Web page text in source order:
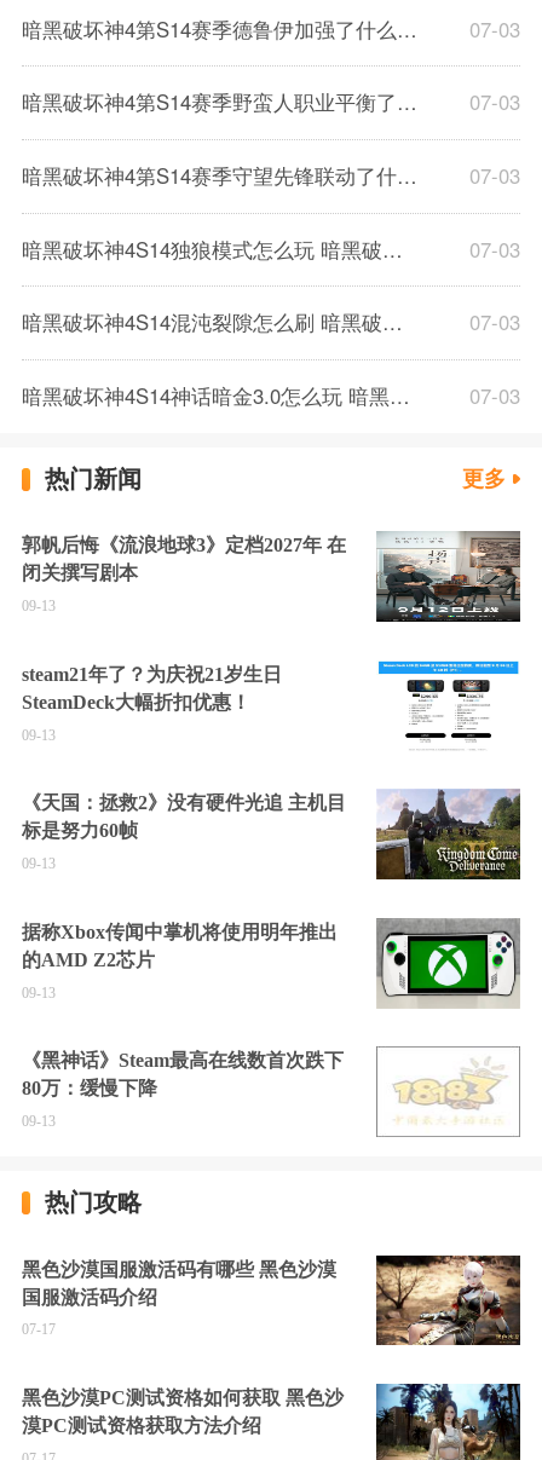
暗黑破坏神4第S14赛季德鲁伊加强了什么 第S14赛季德鲁伊加强内容介绍 07-03
暗黑破坏神4第S14赛季野蛮人职业平衡了什么 第S14赛季野蛮人职业平衡内容介绍 07-03
暗黑破坏神4第S14赛季守望先锋联动了什么 暗黑破坏神4第S14赛季联动内容介绍 07-03
暗黑破坏神4S14独狼模式怎么玩 暗黑破坏神4S14独狼模式介绍 07-03
暗黑破坏神4S14混沌裂隙怎么刷 暗黑破坏神4S14混沌裂隙内容介绍 07-03
暗黑破坏神4S14神话暗金3.0怎么玩 暗黑破坏神4S14神话暗金3.0内容介绍 07-03
热门新闻 更多
郭帆后悔《流浪地球3》定档2027年 在
闭关撰写剧本
09-13
steam21年了？为庆祝21岁生日
SteamDeck大幅折扣优惠！
09-13
《天国：拯救2》没有硬件光追 主机目
标是努力60帧
09-13
据称Xbox传闻中掌机将使用明年推出
的AMD Z2芯片
09-13
《黑神话》Steam最高在线数首次跌下
80万：缓慢下降
09-13
热门攻略
黑色沙漠国服激活码有哪些 黑色沙漠
国服激活码介绍
07-17
黑色沙漠PC测试资格如何获取 黑色沙
漠PC测试资格获取方法介绍